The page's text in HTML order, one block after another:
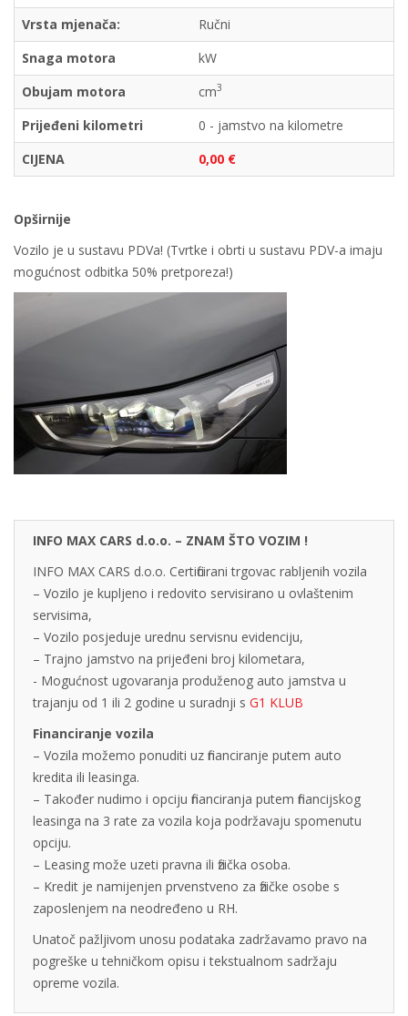
Vrsta mjenača:
Ručni
Snaga motora
kW
Obujam motora
cm3
Prijeđeni kilometri
0 - jamstvo na kilometre
CIJENA
0,00 €
Opširnije
Vozilo je u sustavu PDVa! (Tvrtke i obrti u sustavu PDV-a imaju
mogućnost odbitka 50% pretporeza!)
INFO MAX CARS d.o.o. – ZNAM ŠTO VOZIM !
INFO MAX CARS d.o.o. Certificirani trgovac rabljenih vozila
– Vozilo je kupljeno i redovito servisirano u ovlaštenim
servisima,
– Vozilo posjeduje urednu servisnu evidenciju,
– Trajno jamstvo na prijeđeni broj kilometara,
- Mogućnost ugovaranja produženog auto jamstva u
trajanju od 1 ili 2 godine u suradnji s G1 KLUB
Financiranje vozila
– Vozila možemo ponuditi uz financiranje putem auto
kredita ili leasinga.
– Također nudimo i opciju financiranja putem financijskog
leasinga na 3 rate za vozila koja podržavaju spomenutu
opciju.
– Leasing može uzeti pravna ili fizička osoba.
– Kredit je namijenjen prvenstveno za fizičke osobe s
zaposlenjem na neodređeno u RH.
Unatoč pažljivom unosu podataka zadržavamo pravo na
pogreške u tehničkom opisu i tekstualnom sadržaju
opreme vozila.